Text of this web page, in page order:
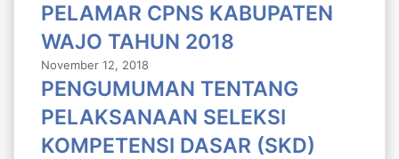
PELAMAR CPNS KABUPATEN
WAJO TAHUN 2018
November 12, 2018
PENGUMUMAN TENTANG
PELAKSANAAN SELEKSI
KOMPETENSI DASAR (SKD)